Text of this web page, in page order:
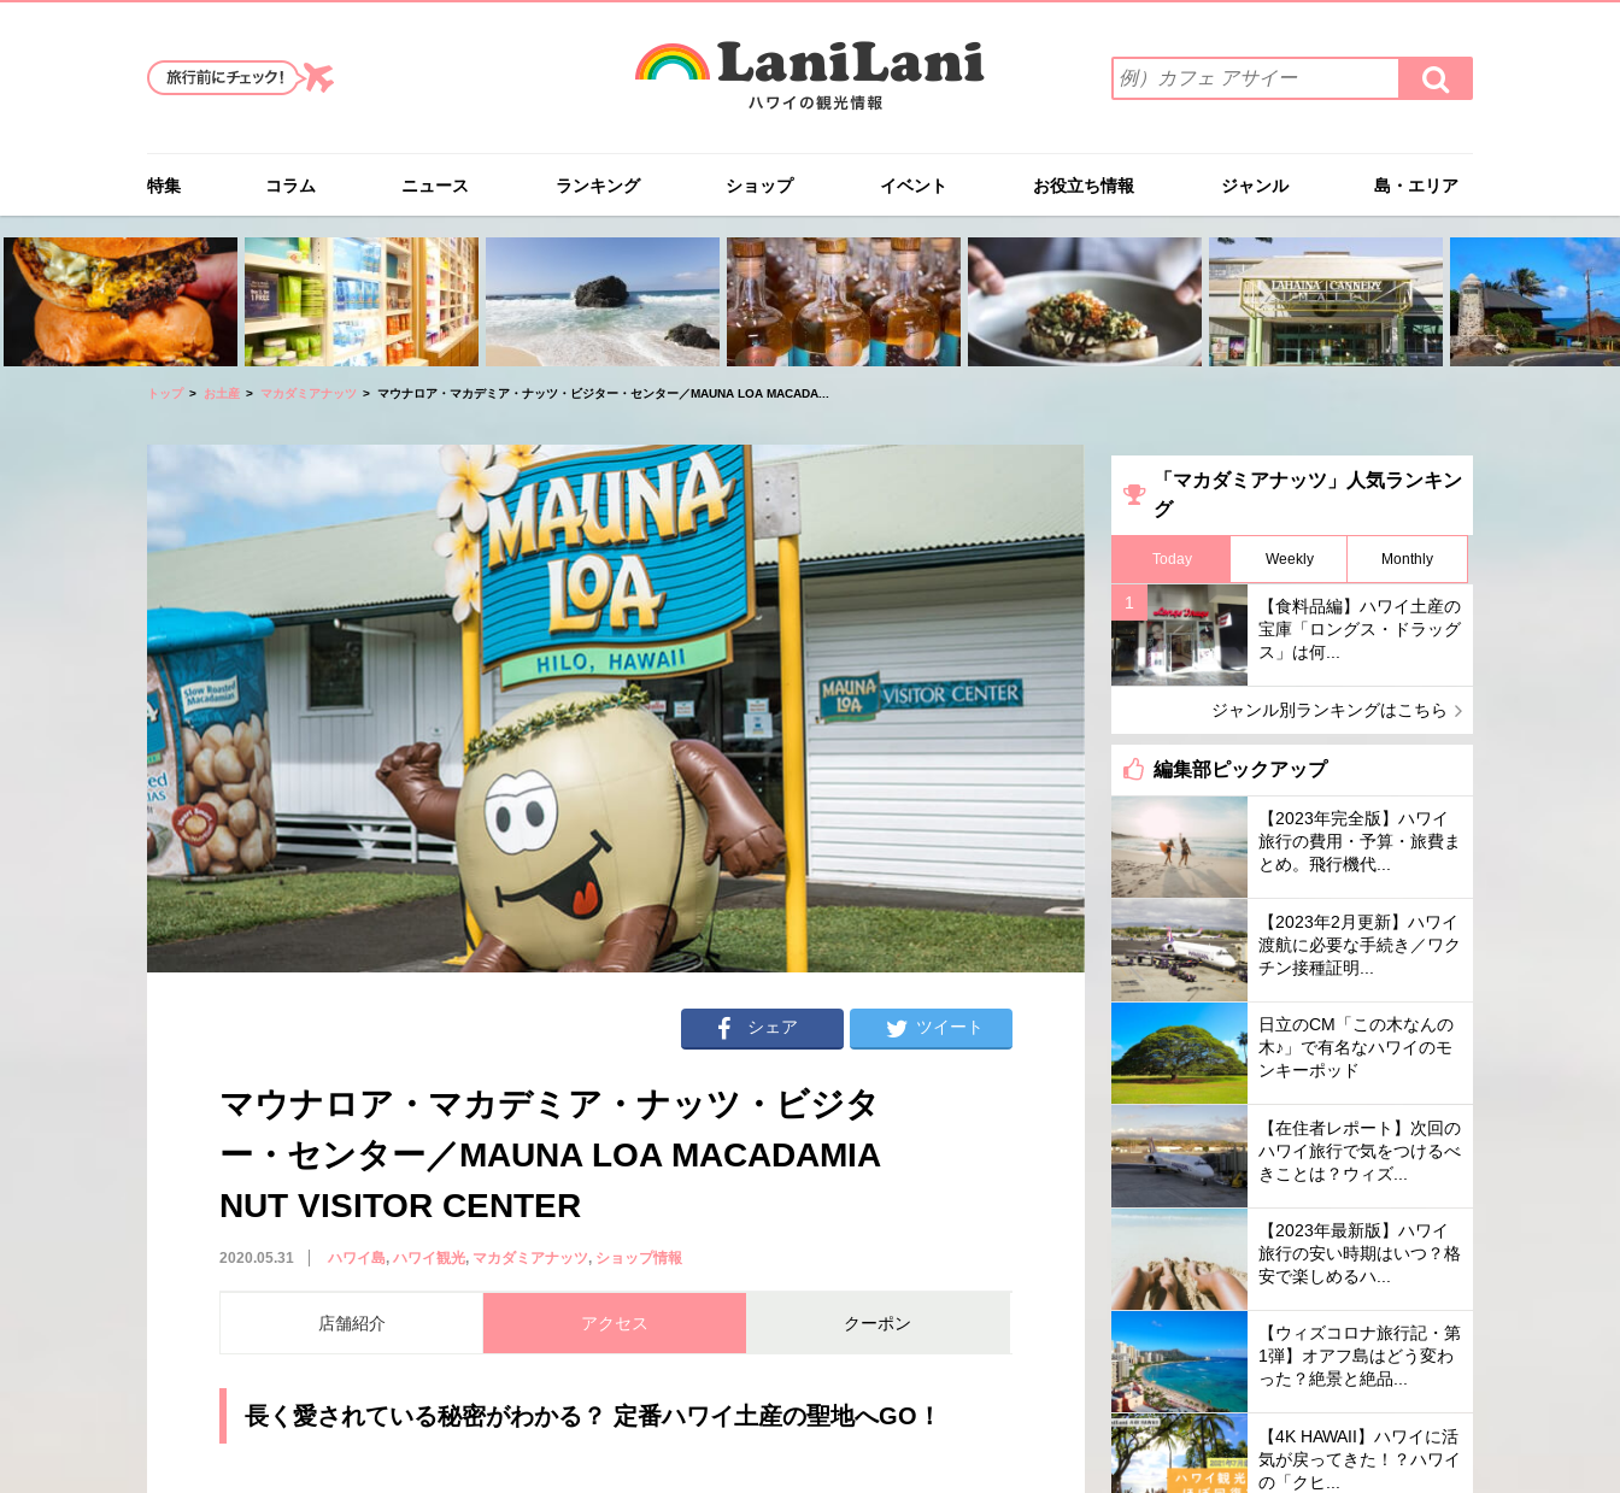
索
ワ
を
入
力
(例）
カ
フ
ェ
イ
ー
検
索
す
特集 コラム ニュース ランキング ショップ イベント お役立ち情報 ジャンル 島・エリア
トップ お土産 マカダミアナッツ マウナロア・マカデミア・ナッツ・ビジター・センター／MAUNA LOA MACADA...
シェア ツイート
マウナロア・マカデミア・ナッツ・ビジタ
ー・センター／MAUNA LOA MACADAMIA
NUT VISITOR CENTER
2020.05.31 ハワイ島 ハワイ観光 マカダミアナッツ ショップ情報
店舗紹介 アクセス クーポン
長く愛されている秘密がわかる？ 定番ハワイ土産の聖地へGO ！
「マカダミアナッツ」人気ランキン
グ
Today Weekly Monthly
【食料品編】ハワイ土産の
宝庫「ロングス・ドラッグ
ス」は何...
ジャンル別ランキングはこちら
編集部ピックアップ
【2023年完全版】ハワイ
旅行の費用・予算・旅費ま
とめ。飛行機代...
【2023年2月更新】ハワイ
渡航に必要な手続き／ワク
チン接種証明...
日立のCM「この木なんの
木♪」で有名なハワイのモ
ンキーポッド
【在住者レポート】次回の
ハワイ旅行で気をつけるべ
きことは？ウィズ...
【2023年最新版】ハワイ
旅行の安い時期はいつ？格
安で楽しめるハ...
【ウィズコロナ旅行記・第
1弾】オアフ島はどう変わ
った？絶景と絶品...
【4K HAWAII】ハワイに活
気が戻ってきた！？ハワイ
の「クヒ...